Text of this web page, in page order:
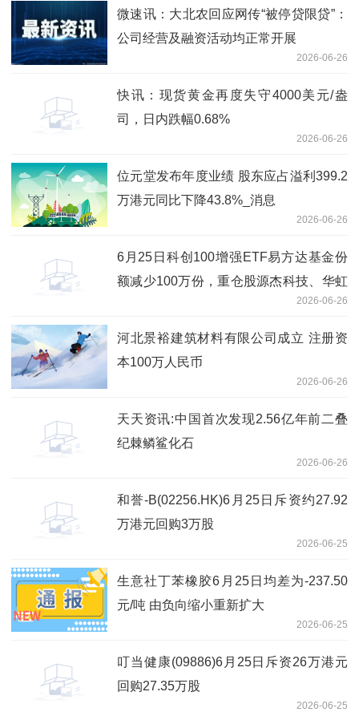
微速讯：大北农回应网传“被停贷限贷”：
公司经营及融资活动均正常开展
2026-06-26
快讯：现货黄金再度失守4000美元/盎
司，日内跌幅0.68%
2026-06-26
位元堂发布年度业绩 股东应占溢利399.2
万港元同比下降43.8%_消息
2026-06-26
6月25日科创100增强ETF易方达基金份
额减少100万份，重仓股源杰科技、华虹
2026-06-26
河北景裕建筑材料有限公司成立 注册资
本100万人民币
2026-06-26
天天资讯:中国首次发现2.56亿年前二叠
纪棘鳞鲨化石
2026-06-26
和誉-B(02256.HK)6月25日斥资约27.92
万港元回购3万股
2026-06-25
生意社丁苯橡胶6月25日均差为-237.50
元/吨 由负向缩小重新扩大
2026-06-25
叮当健康(09886)6月25日斥资26万港元
回购27.35万股
2026-06-25